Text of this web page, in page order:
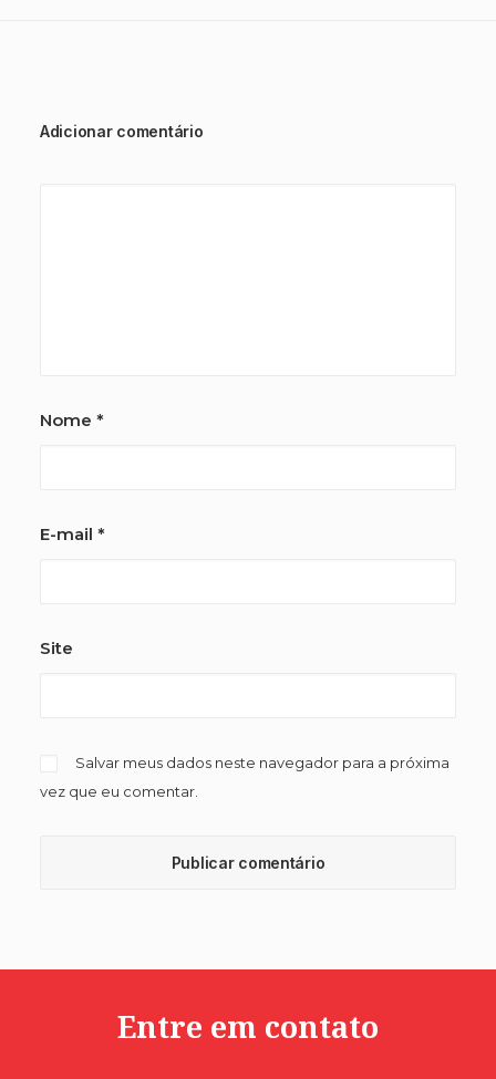
Adicionar comentário
Nome *
E-mail *
Site
Salvar meus dados neste navegador para a próxima
vez que eu comentar.
Entre em contato